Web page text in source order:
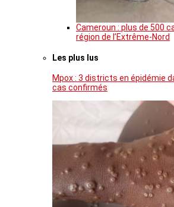
Cameroun : plus de 500
région de l’Extrême-Nord
Les plus lus
Mpox : 3 districts en épidémie
cas confirmés